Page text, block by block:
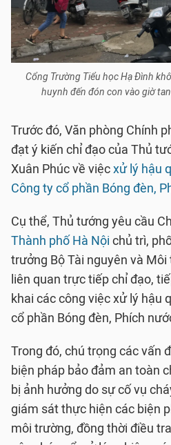
Cổng Trường Tiểu học Hạ Đình
huynh đến đón con vào giờ
Trước đó, Văn phòng Chính
đạt ý kiến chỉ đạo của Thủ
Xuân Phúc về việcxử lý hậu
Công ty cổ phần Bóng đèn,
Cụ thể, Thủ tướng yêu cầu
Thành phố Hà Nội chủ trì,
trưởng Bộ Tài nguyên và
liên quan trực tiếp chỉ đạo,
khai các công việc xử lý hậu
cổ phần Bóng đèn, Phích
Trong đó, chú trọng các vấn
biện pháp bảo đảm an toàn
bị ảnh hưởng do sự cố vụ
giám sát thực hiện các biện
môi trường, đồng thời điều